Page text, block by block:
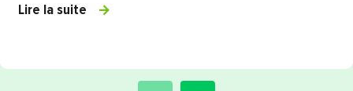
Lire la suite